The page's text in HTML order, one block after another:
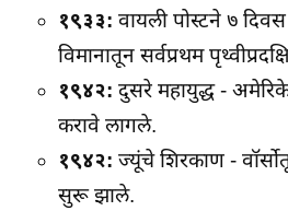
१९३३: वायली पोस्टने ७
विमानातून सर्वप्रथम
१९४२: दुसरे महायुद्ध -
करावे लागले.
१९४२: ज्यूंचे शिरकाण -
सुरू झाले.